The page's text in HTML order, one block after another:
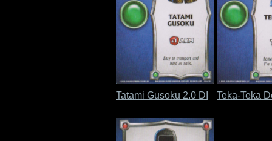
Tatami Gusoku 2.0 DI Teka-Teka